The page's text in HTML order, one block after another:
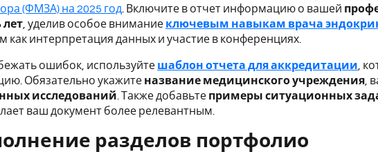
(ФМЗА) на 2025 год . Включите в отчет информацию о вашей
лет , уделив особое внимание ключевым навыкам врача
как интерпретация данных и участие в конференциях.
ошибок, используйте шаблон отчета для аккредитации ,
Обязательно укажите название медицинского учреждения ,
исследований . Также добавьте примеры ситуационных
ваш документ более релевантным.
разделов портфолио